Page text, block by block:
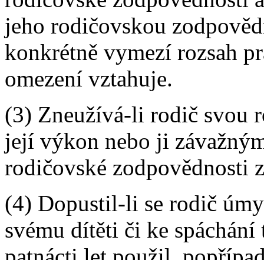
jeho rodičovskou
konkrétně vymezí rozsah
omezení vztahuje.
(3) Zneužívá-li rodič svou
její výkon nebo ji
rodičovské zodpovědnosti
(4) Dopustil-li se rodič
svému dítěti či ke